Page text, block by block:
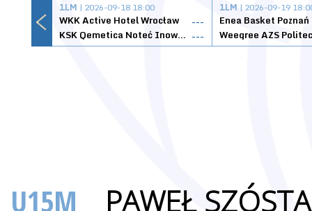
1LM | 2026-09-18 18:00
WKK Active Hotel Wrocław
---
KSK Qemetica Noteć Inowrocław ---
1LM | 2026-09-19
Enea Basket Poznań
U15M PAWEŁ